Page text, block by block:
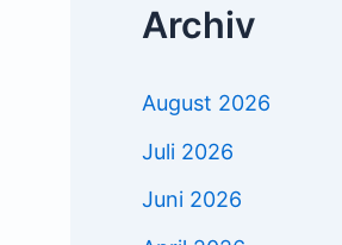
Archiv
August 2026
Juli 2026
Juni 2026